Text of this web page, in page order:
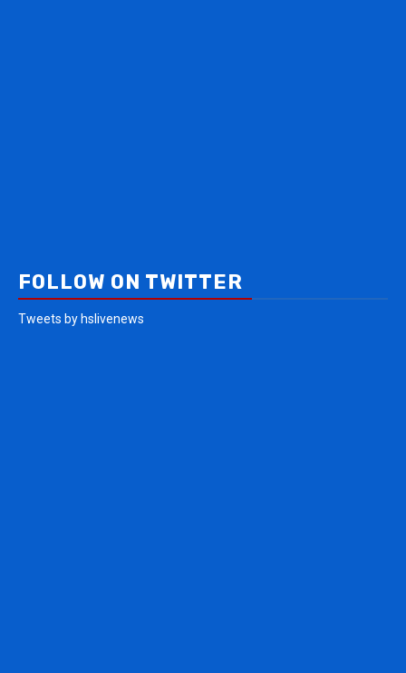
FOLLOW ON TWITTER
Tweets by hslivenews